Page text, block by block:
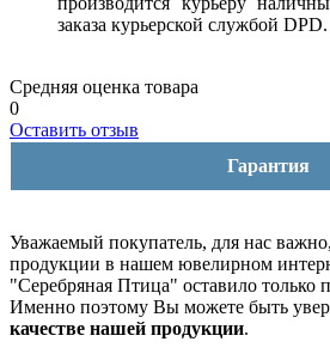
заказа курьерской службой DPD.
Средняя оценка товара
0
Оставить отзыв
Гарантия
Уважаемый покупатель, для нас
продукции в нашем ювелирном
"Серебряная Птица" оставило только
Именно поэтому Вы можете быть
качестве нашей продукции.